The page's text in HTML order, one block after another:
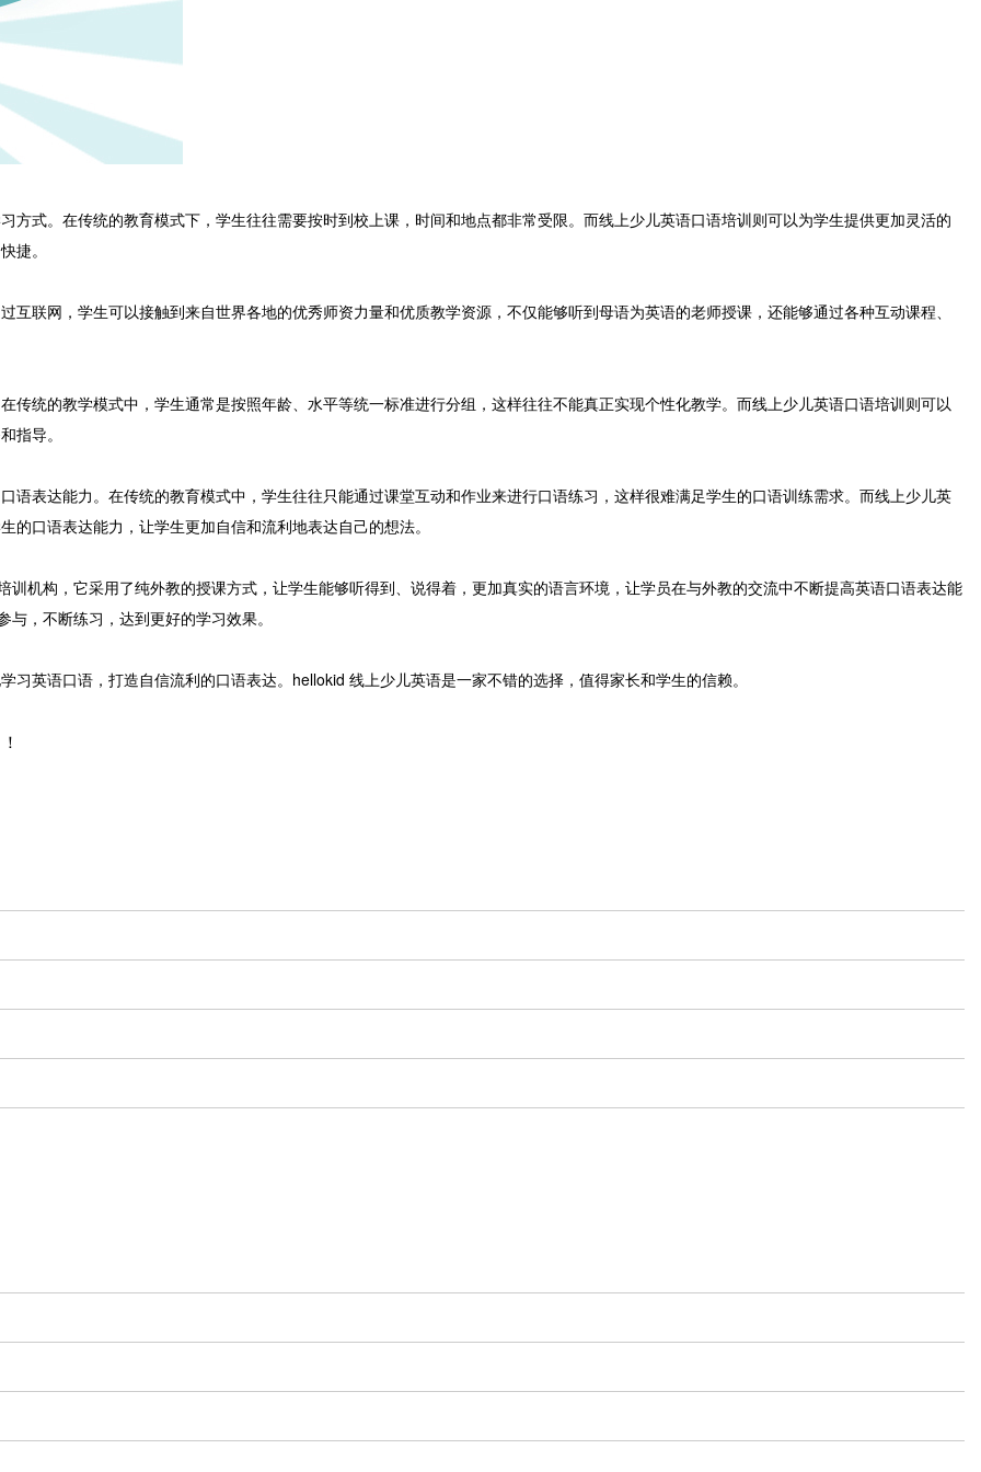
。在传统的教育模式下，学生往往需要按时到校上课，时间和地点都非常受限。而线上少儿英语口语培训则可以为学生提供更加灵活的
捷。
网，学生可以接触到来自世界各地的优秀师资力量和优质教学资源，不仅能够听到母语为英语的老师授课，还能够通过各种互动课程、
的教学模式中，学生通常是按照年龄、水平等统一标准进行分组，这样往往不能真正实现个性化教学。而线上少儿英语口语培训则可以
指导。
达能力。在传统的教育模式中，学生往往只能通过课堂互动和作业来进行口语练习，这样很难满足学生的口语训练需求。而线上少儿英
口语表达能力，让学生更加自信和流利地表达自己的想法。
构，它采用了纯外教的授课方式，让学生能够听得到、说得着，更加真实的语言环境，让学员在与外教的交流中不断提高英语口语表达能
，不断练习，达到更好的学习效果。
语口语，打造自信流利的口语表达。hellokid 线上少儿英语是一家不错的选择，值得家长和学生的信赖。